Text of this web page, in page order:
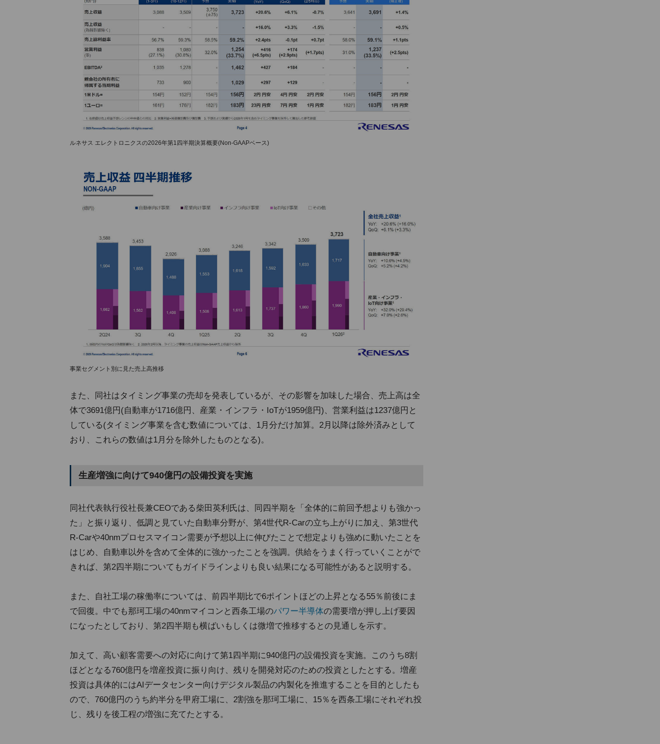
ルネサス エレクトロニクスの2026年第1四半期決算概要(Non-GAAPベース)
事業セグメント別に見た売上高推移
また、同社はタイミング事業の売却を発表しているが、その影響を加味した場合、売上高は全
体で3691億円(自動車が1716億円、産業・インフラ・IoTが1959億円)、営業利益は1237億円と
している(タイミング事業を含む数値については、1月分だけ加算。2月以降は除外済みとして
おり、これらの数値は1月分を除外したものとなる)。
生産増強に向けて940億円の設備投資を実施
同社代表執行役社長兼CEOである柴田英利氏は、同四半期を「全体的に前回予想よりも強かっ
た」と振り返り、低調と見ていた自動車分野が、第4世代R-Carの立ち上がりに加え、第3世代
R-Carや40nmプロセスマイコン需要が予想以上に伸びたことで想定よりも強めに動いたことを
はじめ、自動車以外を含めて全体的に強かったことを強調。供給をうまく行っていくことがで
きれば、第2四半期についてもガイドラインよりも良い結果になる可能性があると説明する。
また、自社工場の稼働率については、前四半期比で6ポイントほどの上昇となる55％前後にま
で回復。中でも那珂工場の40nmマイコンと西条工場のパワー半導体の需要増が押し上げ要因
になったとしており、第2四半期も横ばいもしくは微増で推移するとの見通しを示す。
加えて、高い顧客需要への対応に向けて第1四半期に940億円の設備投資を実施。このうち8割
ほどとなる760億円を増産投資に振り向け、残りを開発対応のための投資としたとする。増産
投資は具体的にはAIデータセンター向けデジタル製品の内製化を推進することを目的としたも
ので、760億円のうち約半分を甲府工場に、2割強を那珂工場に、15％を西条工場にそれぞれ投
じ、残りを後工程の増強に充てたとする。